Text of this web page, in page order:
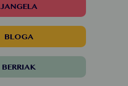
JANGELA
BLOGA
BERRIAK